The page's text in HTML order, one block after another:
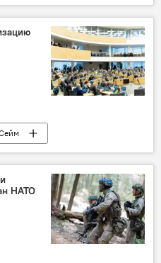
Путин
Общество
Евросоюз (ЕС)
миграция
НАТО